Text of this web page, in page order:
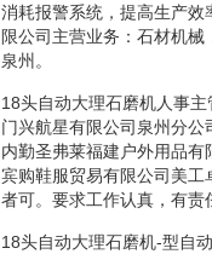
消耗报警系统，提高生产
限公司主营业务：石材机
泉州。
18头自动大理石磨机人事
门兴航星有限公司泉州分
内勤圣弗莱福建户外用品
宾购鞋服贸易有限公司美
者可。要求工作认真，有责
18头自动大理石磨机-型自